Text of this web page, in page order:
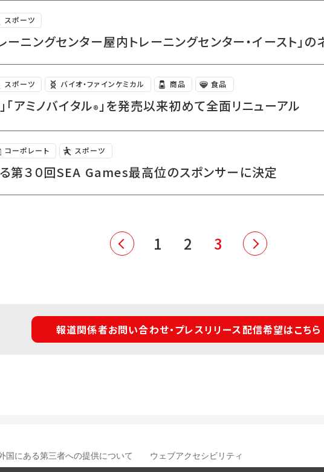
スポーツ
ーニングセンター屋内トレーニングセンター・イースト」
スポーツ バイオ・ファインケミカル 商品 食品
「アミノバイタル®」を発売以来初めて全面リニューアル
コーポレート スポーツ
第３０回SEA Games最高位のスポンサーに決定
1 2 3
報道関係者お問い合わせ・プレスリリース配信希望はこちら
国にある第三者への提供について ウェブアクセシビリティ